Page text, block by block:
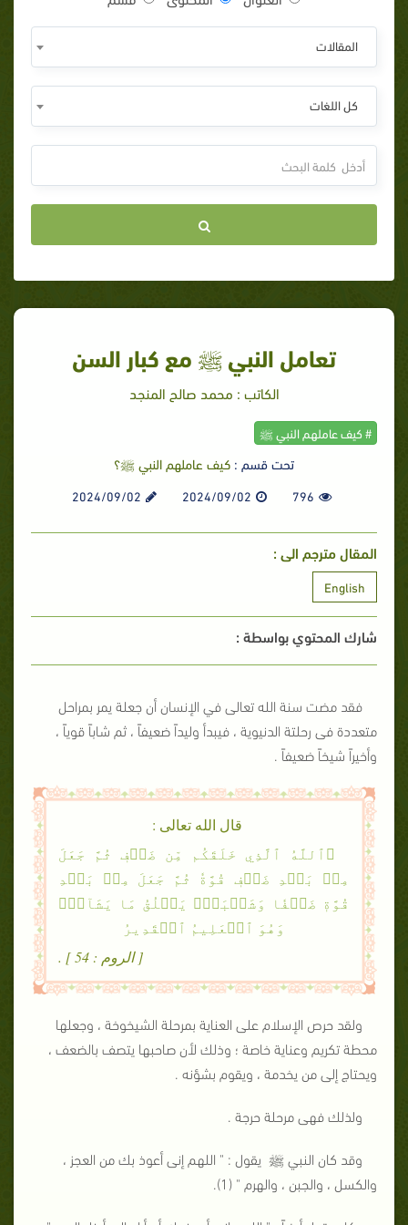
المقالات
كل اللغات
تعامل النبي ﷺ مع كبار السن
الكاتب : محمد صالح المنجد
# كيف عاملهم النبي ﷺ
تحت قسم : كيف عاملهم النبي ﷺ؟
796
2024/09/02
2024/09/02
المقال مترجم الى :
English
شارك المحتوي بواسطة :
فقد مضت سنة الله تعالى في الإنسان أن جعلة يمر بمراحل
متعددة فى رحلتة الدنيوية ، فيبدأ وليداً ضعيفاً ، ثم شاباً قوياً ،
وأخيراً شيخاً ضعيفاً .
قال الله تعالى :
۞ٱللَّهُ ٱلَّذِي خَلَقَكُم مِّن ضَعۡفٖ ثُمَّ جَعَلَ
مِنۢ بَعۡدِ ضَعۡفٖ قُوَّةٗ ثُمَّ جَعَلَ مِنۢ بَعۡدِ
قُوَّةٖ ضَعۡفٗا وَشَيۡبَةٗۚ يَخۡلُقُ مَا يَشَآءُۚ
وَهُوَ ٱلۡعَلِيمُ ٱلۡقَدِيرُ
[ الروم : 54 ] .
ولقد حرص الإسلام على العناية بمرحلة الشيخوخة ، وجعلها
محطة تكريم وعناية خاصة ؛ وذلك لأن صاحبها يتصف بالضعف ،
ويحتاج إلى من يخدمة ، ويقوم بشؤنه .
ولذلك فهى مرحلة حرجة .
وقد كان النبي ﷺ يقول : " اللهم إنى أعوذ بك من العجز ،
والكسل ، والجبن ، والهرم " (1).